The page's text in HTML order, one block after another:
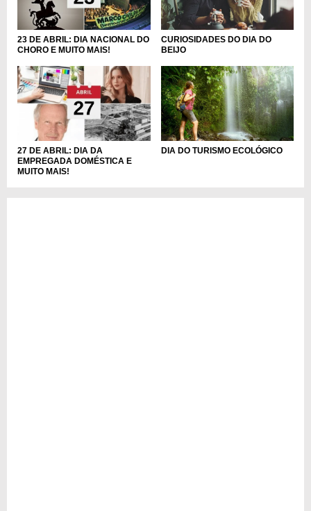
23 DE ABRIL: DIA NACIONAL DO
CHORO E MUITO MAIS!
CURIOSIDADES DO DIA DO
BEIJO
27 DE ABRIL: DIA DA
EMPREGADA DOMÉSTICA E
MUITO MAIS!
DIA DO TURISMO ECOLÓGICO